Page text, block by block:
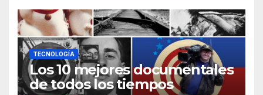
TECNOLOGÍA
Los 10 mejores documentales
de todos los tiempos